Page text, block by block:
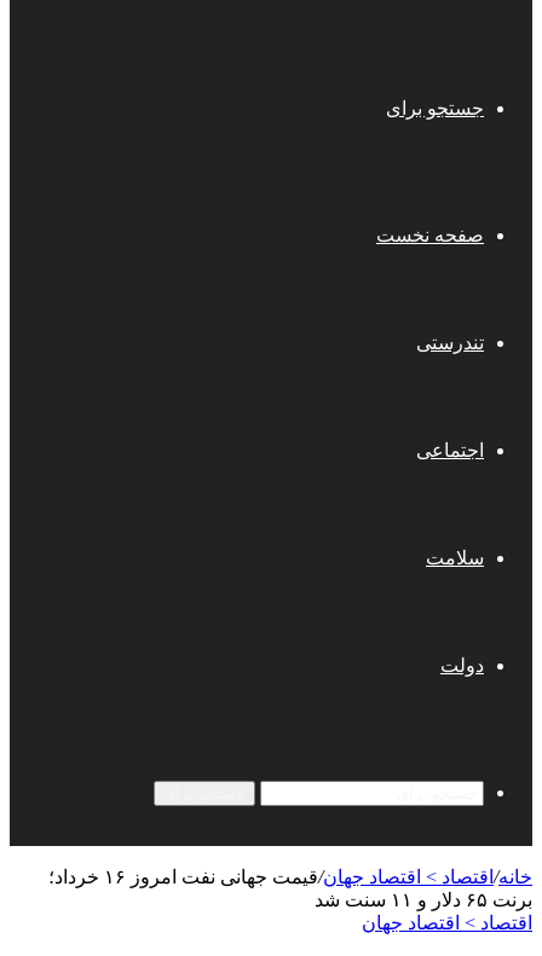
جستجو برای
صفحه نخست
تندرستی
اجتماعی
سلامت
دولت
خانه/ اقتصاد > اقتصاد جهان/
قیمت جهانی نفت امروز ۱۶ خرداد؛
برنت ۶۵ دلار و ۱۱ سنت شد
اقتصاد > اقتصاد جهان